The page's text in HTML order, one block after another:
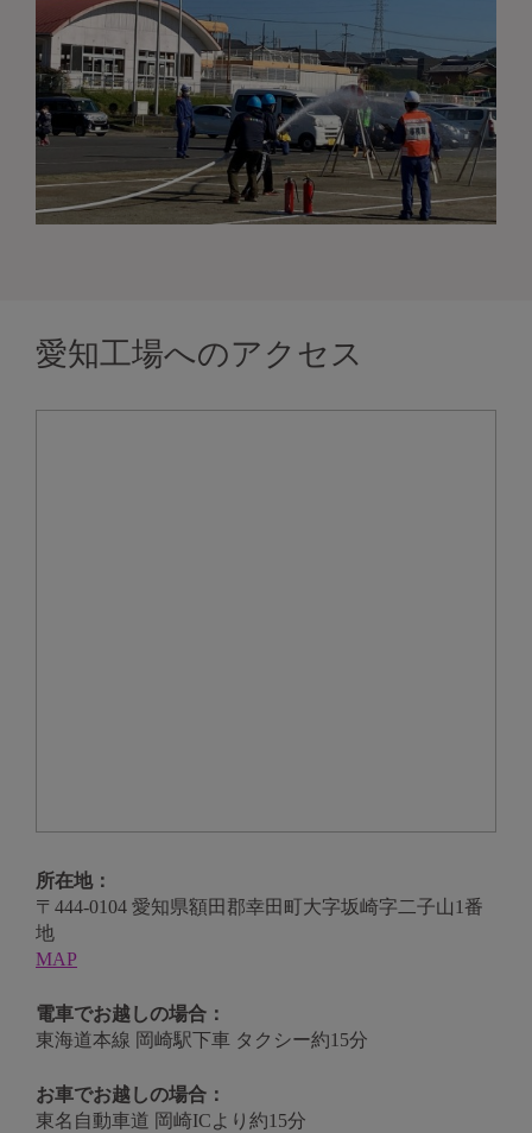
愛知工場へのアクセス
所在地：
〒444-0104 愛知県額田郡幸田町大字坂崎字二子山1番
地
MAP
電車でお越しの場合：
東海道本線 岡崎駅下車 タクシー約15分
お車でお越しの場合：
東名自動車道 岡崎ICより約15分